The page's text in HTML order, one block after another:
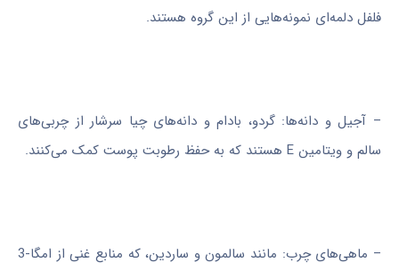
فلفل دلمه‌ای نمونه‌هایی از این گروه هستند.
– آجیل و دانه‌ها: گردو، بادام و دانه‌های چیا سرشار از چربی‌های
سالم و ویتامین E هستند که به حفظ رطوبت پوست کمک می‌کنند.
– ماهی‌های چرب: مانند سالمون و ساردین، که منابع غنی از امگا-3